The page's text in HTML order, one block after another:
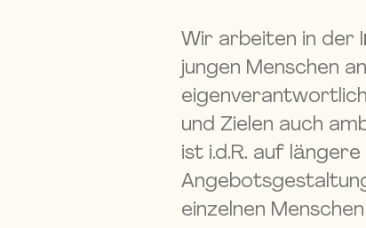
Wir arbeiten in der I
jungen Menschen
und Zielen auch
ist i.d.R. auf
einzelnen